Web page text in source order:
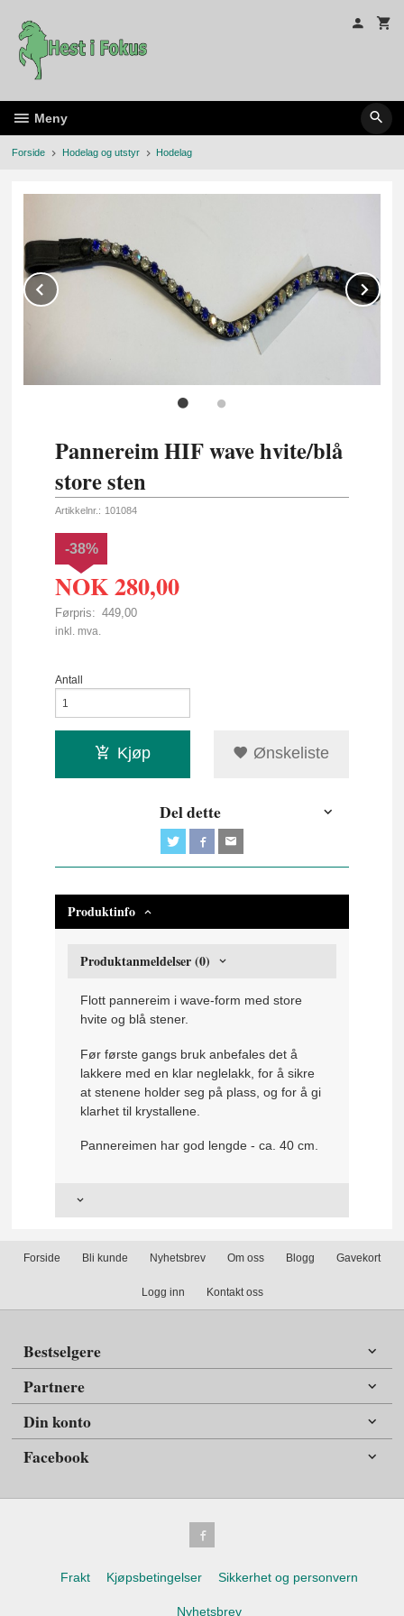
innholdet
Meny
Forside Hodelag og utstyr Hodelag
Prev
Pannereim HIF wave hvite/blå
store sten
Artikkelnr.: 101084
NOK280,00
Førpris: 449,00
Rabatt
-38%
inkl. mva.
Antall
Kjøp Ønskeliste
Del dette
Produktinfo
Produktanmeldelser (0)
Flott pannereim i wave-form med store
hvite og blå stener.
Før første gangs bruk anbefales det å
lakkere med en klar neglelakk, for å sikre
at stenene holder seg på plass, og for å gi
klarhet til krystallene.
Pannereimen har god lengde - ca. 40 cm.
Forside Bli kunde Nyhetsbrev Om oss Blogg Gavekort
Logg inn Kontakt oss
Bestselgere
Partnere
Din konto
Facebook
Frakt Kjøpsbetingelser Sikkerhet og personvern
Nyhetsbrev